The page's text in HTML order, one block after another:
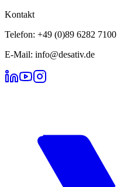
Kontakt
Telefon: +49 (0)89 6282 7100
E-Mail: info@desativ.de